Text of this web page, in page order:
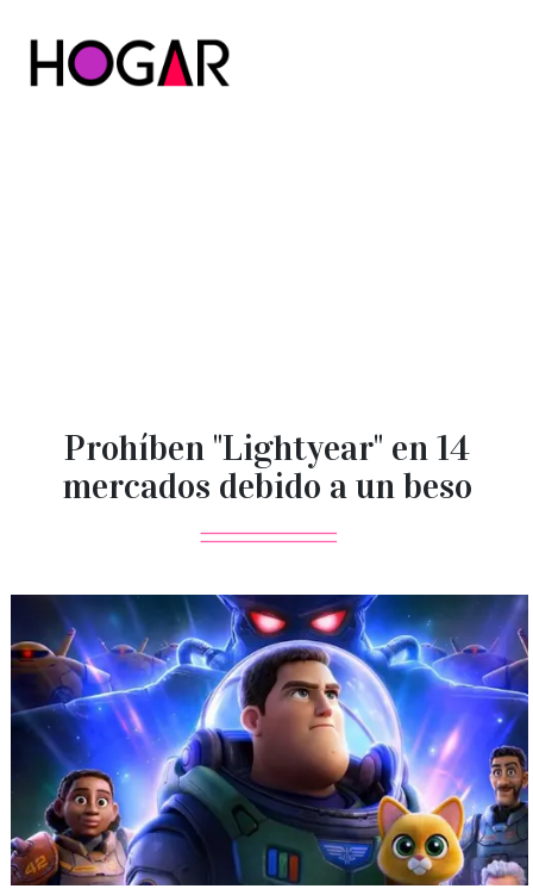
Prohíben "Lightyear" en 14
mercados debido a un beso